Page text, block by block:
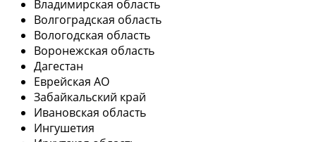
Владимирская область
Волгоградская область
Вологодская область
Воронежская область
Дагестан
Еврейская АО
Забайкальский край
Ивановская область
Ингушетия